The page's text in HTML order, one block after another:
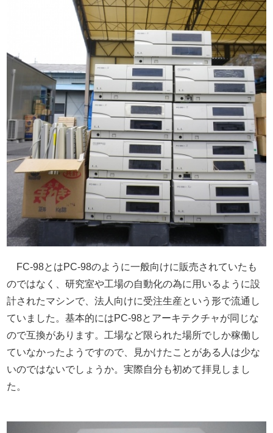
FC-98とはPC-98のように一般向けに販売されていたも
のではなく、研究室や工場の自動化の為に用いるように設
計されたマシンで、法人向けに受注生産という形で流通し
ていました。基本的にはPC-98とアーキテクチャが同じな
ので互換があります。工場など限られた場所でしか稼働し
ていなかったようですので、見かけたことがある人は少な
いのではないでしょうか。実際自分も初めて拝見しまし
た。